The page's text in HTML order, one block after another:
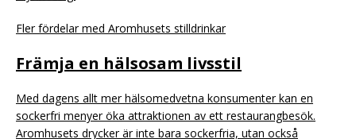
Fler fördelar med Aromhusets stilldrinkar
Främja en hälsosam livsstil
Med dagens allt mer hälsomedvetna konsumenter kan en
sockerfri menyer öka attraktionen av ett restaurangbesök.
Aromhusets drycker är inte bara sockerfria, utan också